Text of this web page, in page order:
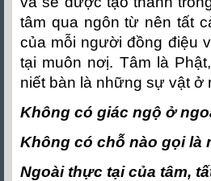
tâm qua ngôn từ nên tất
của mỗi người đồng điệu
tại muôn nơị. Tâm là
niết bàn là những sự vật ở
Không có giác ngộ ở
Không có chỗ nào gọi là
Ngoài thực tại của tâm,